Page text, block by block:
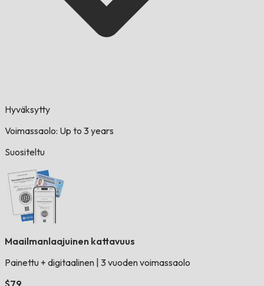
Hyväksytty
Voimassaolo: Up to 3 years
Suositeltu
Maailmanlaajuinen kattavuus
Painettu + digitaalinen 3 vuoden voimassaolo